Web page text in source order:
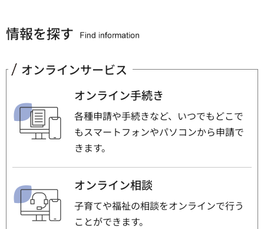
情報を探す
オンラインサービス
オンライン手続き
各種申請や手続きなど、いつでもどこで
もスマートフォンやパソコンから申請で
きます。
オンライン相談
子育てや福祉の相談をオンラインで行う
ことができます。